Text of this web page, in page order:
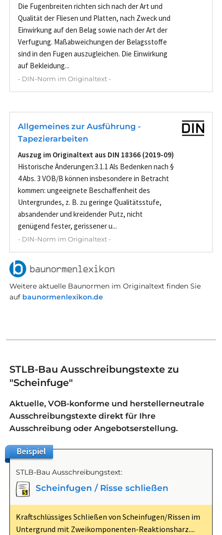
Die Fugenbreiten richten sich nach der Art und
Qualität der Fliesen und Platten, nach Zweck und
Einwirkung auf den Belag sowie nach der Art der
Verfugung. Maßabweichungen der Belagsstoffe
sind in den Fugen auszugleichen. Die Einwirkung
auf Bekleidung...
- DIN-Norm im Originaltext -
Allgemeines zur Ausführung -
Tapezierarbeiten
Auszug im Originaltext aus DIN 18366 (2019-09)
Historische Änderungen:3.1.1 Als Bedenken nach §
4 Abs. 3 VOB/B können insbesondere in Betracht
kommen: ungeeignete Beschaffenheit des
Untergrundes, z. B. zu geringe Qualitätsstufe,
absandender und kreidender Putz, nicht
genügend fester, gerissener u...
- DIN-Norm im Originaltext -
Weitere aktuelle Baunormen im Originaltext finden Sie
auf baunormenlexikon.de
STLB-Bau Ausschreibungstexte zu
"Scheinfuge"
Aktuelle, VOB-konforme und herstellerneutrale
Ausschreibungstexte direkt für Ihre
Ausschreibung oder Angebotserstellung.
Beispiel
STLB-Bau Ausschreibungstext:
Scheinfugen / Risse schließen
Kraftschlüssiges Schließen von Scheinfugen/Rissen im
Untergrund mit Zweikomponenten-Reaktionsharz....